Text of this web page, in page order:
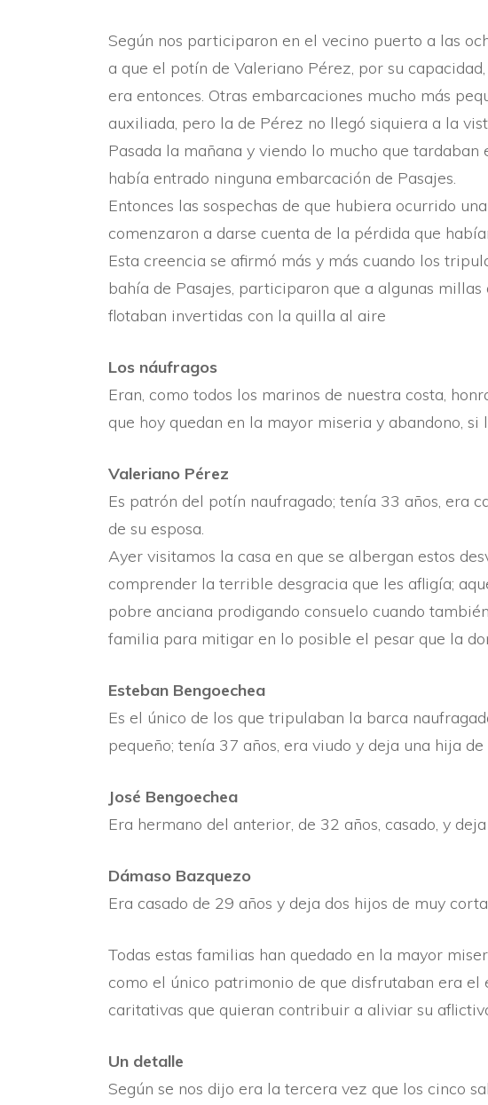
Según nos participaron en el vecino puerto a las
a que el potí­n de Valeriano Pérez, por su
era entonces. Otras embarcaciones mucho más
auxiliada, pero la de Pérez no llegó siquiera a la
Pasada la mañana y viendo lo mucho que
habí­a entrado ninguna embarcación de Pasajes.
Entonces las sospechas de que hubiera ocurrido
comenzaron a darse cuenta de la pérdida que
Esta creencia se afirmó más y más cuando los
bahí­a de Pasajes, participaron que a algunas
flotaban invertidas con la quilla al aire
Los náufragos
Eran, como todos los marinos de nuestra costa,
que hoy quedan en la mayor miseria y abandono,
Valeriano Pérez
Es patrón del potí­n naufragado; tení­a 33 años, era
de su esposa.
Ayer visitamos la casa en que se albergan estos
comprender la terrible desgracia que les afligí­a;
pobre anciana prodigando consuelo cuando
familia para mitigar en lo posible el pesar que la
Esteban Bengoechea
Es el único de los que tripulaban la barca
pequeño; tení­a 37 años, era viudo y deja una hija de
José Bengoechea
Era hermano del anterior, de 32 años, casado, y
Dámaso Bazquezo
Era casado de 29 años y deja dos hijos de muy
Todas estas familias han quedado en la mayor
como el único patrimonio de que disfrutaban era el
caritativas que quieran contribuir a aliviar su
Un detalle
Según se nos dijo era la tercera vez que los cinco